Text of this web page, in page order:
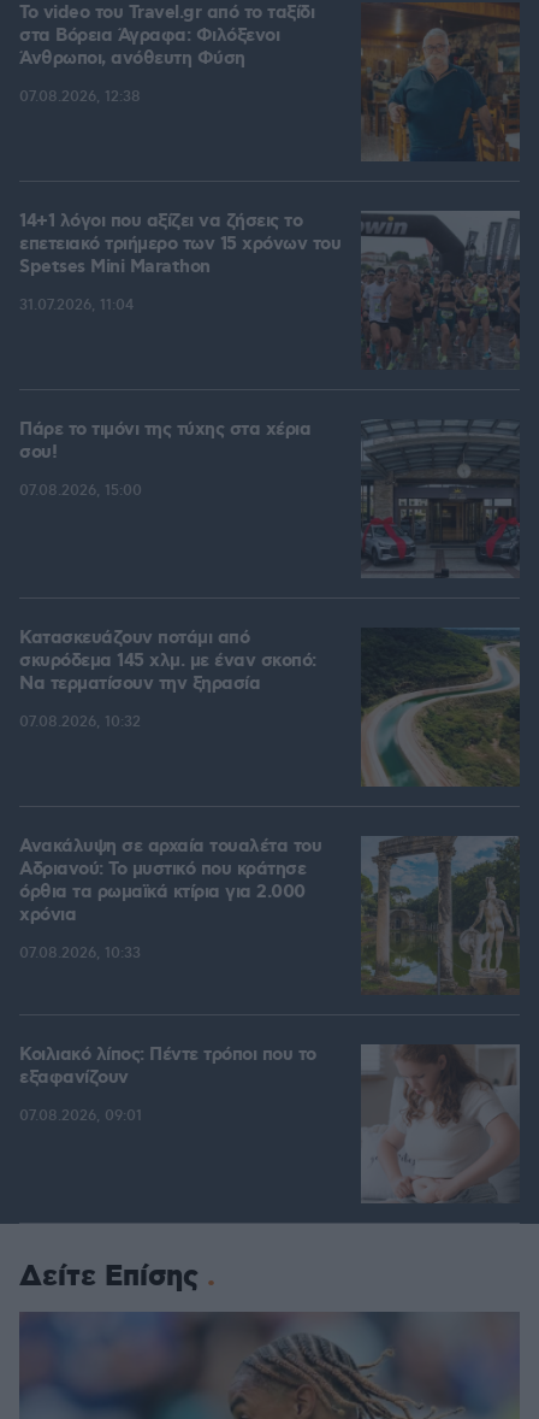
To video του Travel.gr από το ταξίδι
στα Βόρεια Άγραφα: Φιλόξενοι
Άνθρωποι, ανόθευτη Φύση
07.08.2026, 12:38
14+1 λόγοι που αξίζει να ζήσεις το
επετειακό τριήμερο των 15 χρόνων του
Spetses Mini Marathon
31.07.2026, 11:04
Πάρε το τιμόνι της τύχης στα χέρια
σου!
07.08.2026, 15:00
Κατασκευάζουν ποτάμι από
σκυρόδεμα 145 χλμ. με έναν σκοπό:
Να τερματίσουν την ξηρασία
07.08.2026, 10:32
Ανακάλυψη σε αρχαία τουαλέτα του
Αδριανού: Το μυστικό που κράτησε
όρθια τα ρωμαϊκά κτίρια για 2.000
χρόνια
07.08.2026, 10:33
Κοιλιακό λίπος: Πέντε τρόποι που το
εξαφανίζουν
07.08.2026, 09:01
Δείτε Επίσης